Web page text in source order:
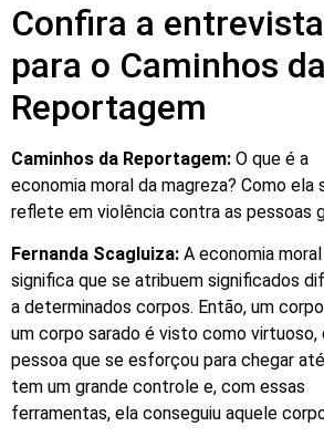
Confira a entrevista
para o Caminhos da
Reportagem
Caminhos da Reportagem: O que é a
economia moral da magreza? Como ela
reflete em violência contra as pessoas
Fernanda Scagluiza: A economia moral
significa que se atribuem significados
a determinados corpos. Então, um
um corpo sarado é visto como virtuoso,
pessoa que se esforçou para chegar
tem um grande controle e, com essas
ferramentas, ela conseguiu aquele